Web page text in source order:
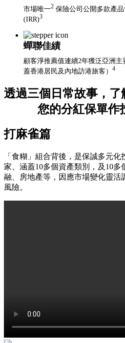
市場唯一2 保險公司公開多款產品
(IRR)3
蟬聯佳績
顧客淨推薦值連續2年獲泛亞洲主
蓋香港居民及內地訪港旅客） 4
透過三個日常故事，
您的分紅保單作
打麻雀篇
「食糊」組合背後，是保誠多元化
家、涵蓋10多個資產類別，及10多
融、房地產等，因應市場變化靈活
風險。